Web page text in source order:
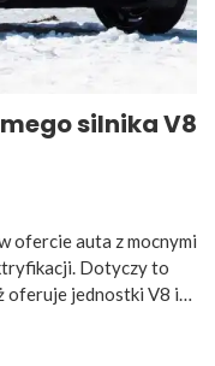
silnika V8
ofercie auta z mocnymi
Dotyczy to
oferuje jednostki V8 i…